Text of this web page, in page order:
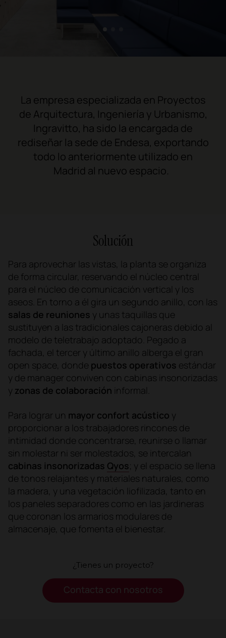
1
La empresa especializada en Proyectos
de Arquitectura, Ingeniería y Urbanismo,
Ingravitto, ha sido la encargada de
rediseñar la sede de Endesa, exportando
todo lo anteriormente utilizado en
Madrid al nuevo espacio.
Solución
Para aprovechar las vistas, la planta se organiza
de forma circular, reservando el núcleo central
para el núcleo de comunicación vertical y los
aseos. En torno a él gira un segundo anillo, con las
salas de reuniones y unas taquillas que
sustituyen a las tradicionales cajoneras debido al
modelo de teletrabajo adoptado. Pegado a
fachada, el tercer y último anillo alberga el gran
open space, donde puestos operativos estándar
y de manager conviven con cabinas insonorizadas
y zonas de colaboración informal.
Para lograr un mayor confort acústico y
proporcionar a los trabajadores rincones de
intimidad donde concentrarse, reunirse o llamar
sin molestar ni ser molestados, se intercalan
cabinas insonorizadas Qyos; y el espacio se llena
de tonos relajantes y materiales naturales, como
la madera, y una vegetación liofilizada, tanto en
los paneles separadores como en las jardineras
que coronan los armarios modulares de
almacenaje, que fomenta el bienestar.
¿Tienes un proyecto?
Contacta con nosotros